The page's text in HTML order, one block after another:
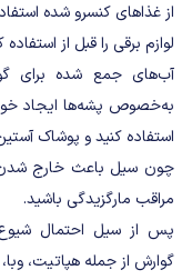
از غذاهای کنسرو شده
لوازم برقی را قبل از
آب‌های جمع شده برای
به‌خصوص پشه‌ها ایجاد
استفاده کنید و پوشاک
چون سیل باعث خارج شدن
مراقب مارگزیدگی باشید.
پس از سیل احتمال شیوع
گوارش از جمله هپاتیت،